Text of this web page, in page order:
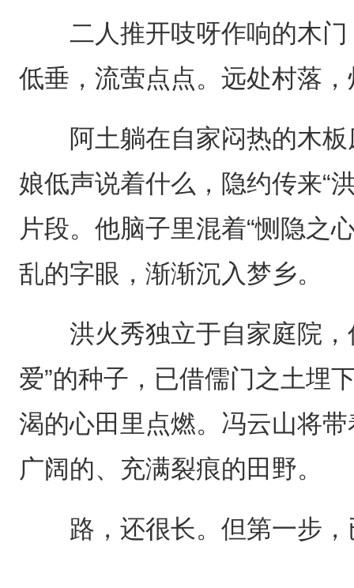
二人推开吱呀作响的木门
低垂，流萤点点。远处村落
阿土躺在自家闷热的木板
娘低声说着什么，隐约传
片段。他脑子里混着“恻隐之
乱的字眼，渐渐沉入梦乡。
洪火秀独立于自家庭院，
爱”的种子，已借儒门之土埋
渴的心田里点燃。冯云山将
广阔的、充满裂痕的田野。
路，还很长。但第一步，